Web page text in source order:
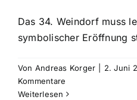
Das 34. Weindorf muss
symbolischer Eröffnung
Von Andreas Korger 2. Juni
Kommentare
Weiterlesen